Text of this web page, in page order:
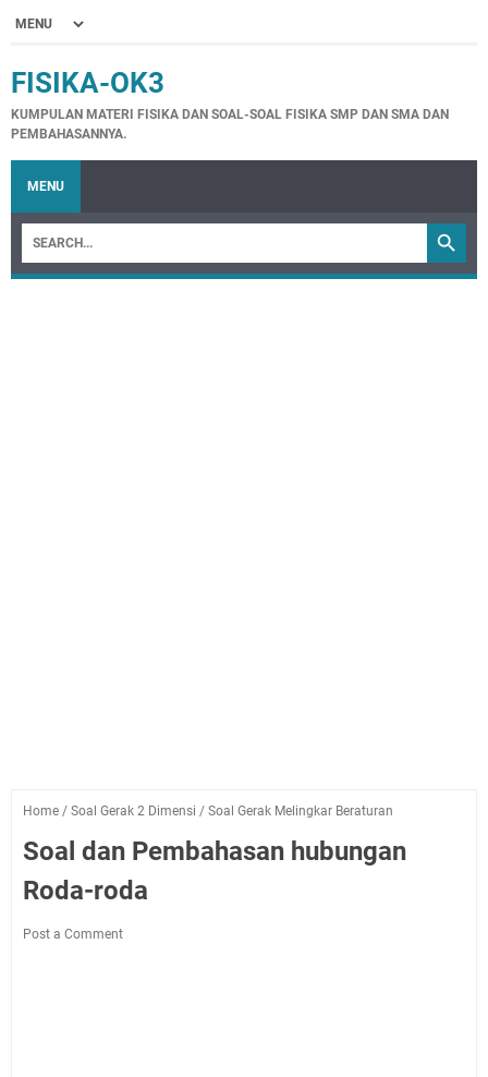
FISIKA-OK3
KUMPULAN MATERI FISIKA DAN SOAL-SOAL FISIKA SMP DAN SMA DAN
PEMBAHASANNYA.
MENU
Home / Soal Gerak 2 Dimensi / Soal Gerak Melingkar Beraturan
Soal dan Pembahasan hubungan
Roda-roda
Post a Comment